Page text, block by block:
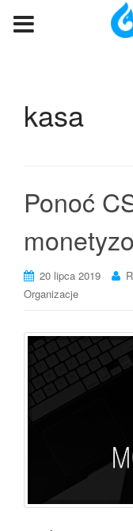
kasa
Ponoć
20 lipca 2019
Organizacje